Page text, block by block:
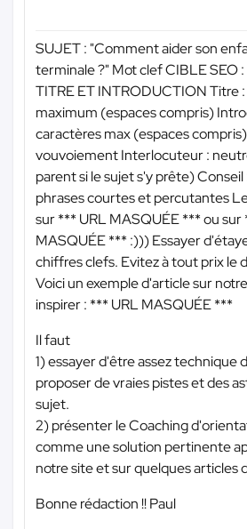
SUJET : "Comment aider son
terminale ?" Mot clef CIBLE SEO
TITRE ET INTRODUCTION Titre
maximum (espaces compris)
caractères max (espaces
vouvoiement Interlocuteur :
parent si le sujet s'y prête)
phrases courtes et percutantes
sur*** URL MASQUÉE ***ou sur
MASQUÉE *** :))) Essayer
chiffres clefs. Evitez à tout prix le
Voici un exemple d'article sur
inspirer : *** URL MASQUÉE ***
Il faut
1) essayer d'être assez technique
proposer de vraies pistes et des
sujet.
2) présenter le Coaching
comme une solution pertinente
notre site et sur quelques articles
Bonne rédaction !! Paul